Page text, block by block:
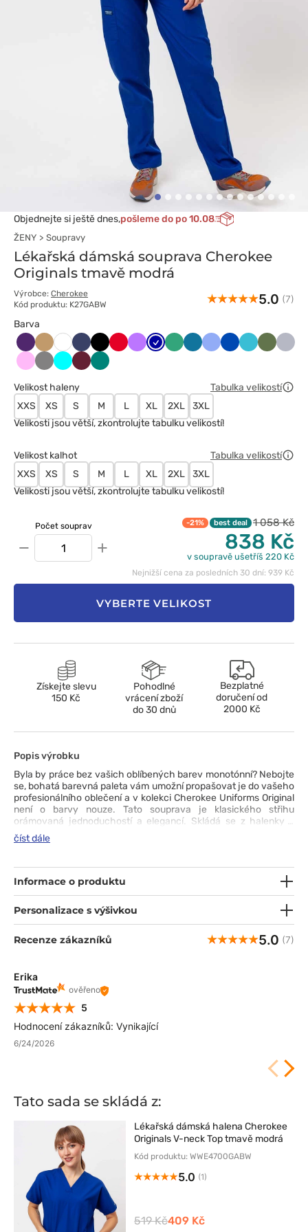
Objednejte si ještě dnes,pošleme do po 10.08
ŽENY Soupravy
Lékařská dámská souprava Cherokee
Originals tmavě modrá
Výrobce: Cherokee
Kód produktu: K27GABW
5.0 (7)
Barva
Bakłażanowy
Beżowy
Biały Ciemny
granat
CzarnyCzerwony
Fioletowy
Granatowy
JasnyKaraibskiKlasyczny
Królewski
MorskiOliwkowy
Różowy
Szary TurkusWiśniowy
Zielony
Velikost haleny
Tabulka velikostí
XXS
XS S M L XL 2XL
3XL
Velikosti jsou větší, zkontrolujte tabulku velikostí!
Velikost kalhot
Tabulka velikostí
XXS
XS S M L XL 2XL
3XL
Velikosti jsou větší, zkontrolujte tabulku velikostí!
Počet souprav
− +
-21% best deal 1 058 Kč
838 Kč
v soupravě ušetříš 220 Kč
Nejnižší cena za posledních 30 dní: 939 Kč
VYBERTE VELIKOST
Získejte slevu
150 Kč
Pohodlné
vrácení zboží
do 30 dnů
Bezplatné
doručení od
2000 Kč
Popis výrobku
Byla by práce bez vašich oblíbených barev monotónní? Nebojte
se, bohatá barevná paleta vám umožní propašovat je do vašeho
profesionálního oblečení a v kolekci Cherokee Uniforms Original
není o barvy nouze. Tato souprava je klasického střihu
orámovaná jednoduchostí a elegancí. Skládá se z halenky s
výstřihem do V, bočními rozparky a prostornými kapsami
a kalhot s decentně zúženými nohavicemi, elastickým pasem
udržovatelná tkanina, kterou můžete prát na 70 °C, je pohodlná
a spolehlivá na nošení. Zbývá už jen otázka barvy. Pro kterou se
číst dále
Informace o produktu
Personalizace s výšivkou
Recenze zákazníků 5.0 (7)
Erika
ověřeno
5
Hodnocení zákazníků: Vynikající
6/24/2026
Tato sada se skládá z:
Lékařská dámská halena Cherokee
Originals V-neck Top tmavě modrá
Kód produktu: WWE4700GABW
5.0 (1)
519 Kč409 Kč